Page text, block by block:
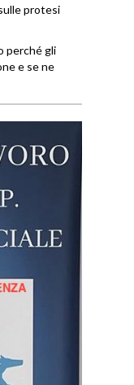
protesi
perché gli
e se ne